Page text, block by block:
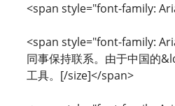
<span style="font-family:
<span style="font-family:
同事保持联系。由于中国的
工具。[/size]</span>